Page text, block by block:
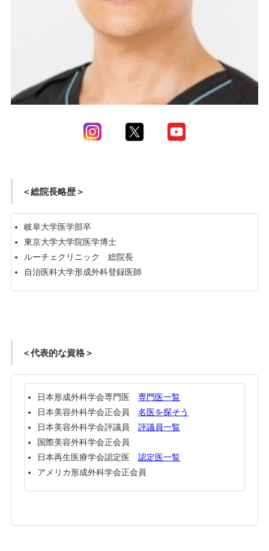
＜総院長略歴＞
岐阜大学医学部卒
東京大学大学院医学博士
ルーチェクリニック 総院長
自治医科大学形成外科登録医師
＜代表的な資格＞
日本形成外科学会専門医 専門医一覧
日本美容外科学会正会員 名医を探そう
日本美容外科学会評議員 評議員一覧
国際美容外科学会正会員
日本再生医療学会認定医 認定医一覧
アメリカ形成外科学会正会員